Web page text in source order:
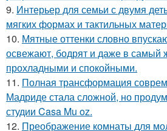
9. Интерьер для семьи с двумя
мягких формах и тактильных
10. Мятные оттенки словно
освежают, бодрят и даже в самый
прохладными и спокойными.
11. Полная трансформация
Мадриде стала сложной, но
студии Casa Mu oz.
12. Преображение комнаты для